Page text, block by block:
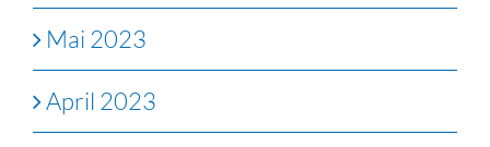
Mai 2023
April 2023